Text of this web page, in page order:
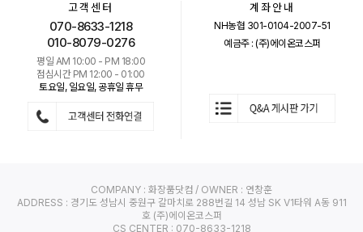
고객센터
070-8633-1218
010-8079-0276
평일 AM 10:00 - PM 18:00
점심시간 PM 12:00 - 01:00
토요일, 일요일, 공휴일 휴무
계좌안내
NH농협 301-0104-2007-51
예금주 : (주)에이온코스퍼
COMPANY : 화장품닷컴 / OWNER : 연창훈
ADDRESS : 경기도 성남시 중원구 갈마치로 288번길 14 성남 SK V1타워 A동 911
호 (주)에이온코스퍼
CS CENTER : 070-8633-1218